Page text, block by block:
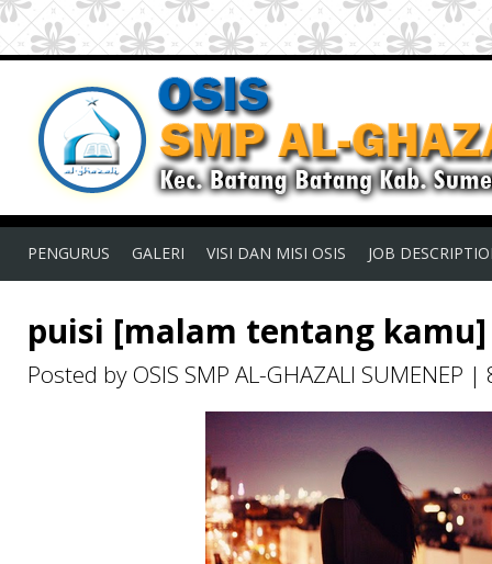
PENGURUS GALERI VISI DAN MISI OSIS JOB
puisi [malam tentang kamu]
Posted by OSIS SMP AL-GHAZALI SUMENEP |